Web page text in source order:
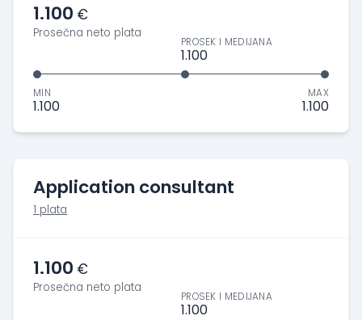
1.100 €
Prosečna neto plata
MIN
1.100
PROSEK I MEDIJANA
1.100
MAX
1.100
Application consultant
1 plata
1.100 €
Prosečna neto plata
PROSEK I MEDIJANA
1.100